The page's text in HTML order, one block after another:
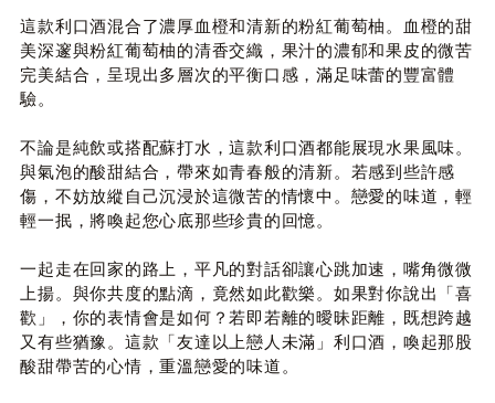
這款利口酒混合了濃厚血橙和清新的粉紅葡萄柚。血橙的甜
美深邃與粉紅葡萄柚的清香交織，果汁的濃郁和果皮的微苦
完美結合，呈現出多層次的平衡口感，滿足味蕾的豐富體
驗。
不論是純飲或搭配蘇打水，這款利口酒都能展現水果風味。
與氣泡的酸甜結合，帶來如青春般的清新。若感到些許感
傷，不妨放縱自己沉浸於這微苦的情懷中。戀愛的味道，輕
輕一抿，將喚起您心底那些珍貴的回憶。
一起走在回家的路上，平凡的對話卻讓心跳加速，嘴角微微
上揚。與你共度的點滴，竟然如此歡樂。如果對你說出「喜
歡」，你的表情會是如何？若即若離的曖昧距離，既想跨越
又有些猶豫。這款「友達以上戀人未滿」利口酒，喚起那股
酸甜帶苦的心情，重溫戀愛的味道。